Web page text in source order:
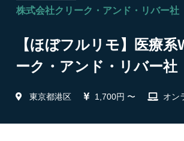
株式会社クリーク・アンド・リバー社
【ほぼフルリモ】医療
ーク・アンド・リバー社
東京都港区 1,700円 〜 オン